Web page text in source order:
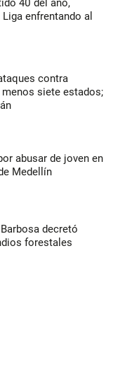
40 del año,
enfrentando al
contra
siete estados;
abusar de joven en
Medellín
decretó
forestales